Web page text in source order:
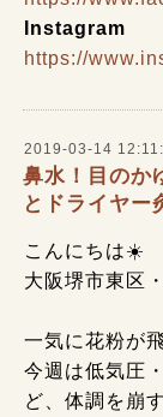
Instagram
https://
2019-03-14
鼻水！目のか
とドライヤー
こんにちは☀️
大阪堺市東区
一気に花粉が
今週は低気圧
ど、体調を崩